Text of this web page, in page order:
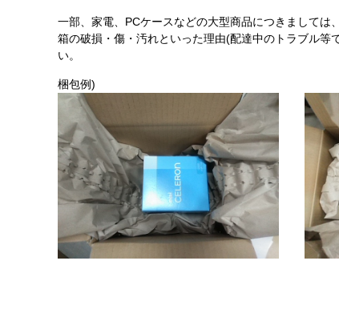
一部、家電、PCケースなどの大型商品につきまして
箱の破損・傷・汚れといった理由(配達中のトラブル
い。
梱包例)